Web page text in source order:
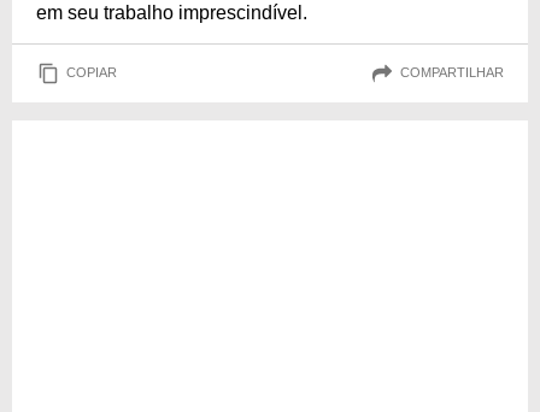
em seu trabalho imprescindível.
COPIAR COMPARTILHAR